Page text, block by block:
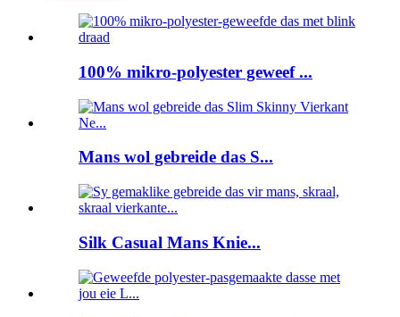
100% mikro-polyester geweef ...
Mans wol gebreide das S...
Silk Casual Mans Knie...